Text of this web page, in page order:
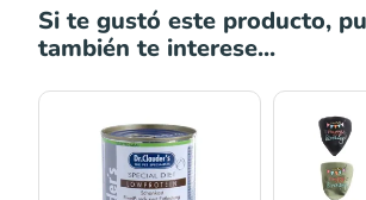
Si te gustó este producto,
también te interese...